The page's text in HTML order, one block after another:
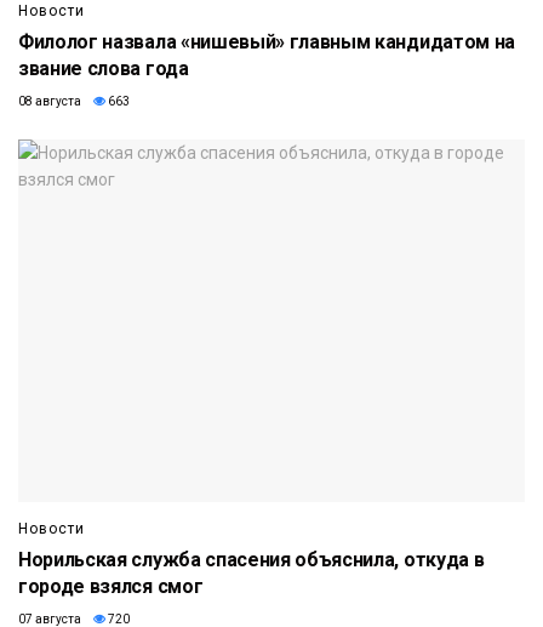
Новости
Филолог назвала «нишевый» главным кандидатом на
звание слова года
08 августа 663
Новости
Норильская служба спасения объяснила, откуда в
городе взялся смог
07 августа 720